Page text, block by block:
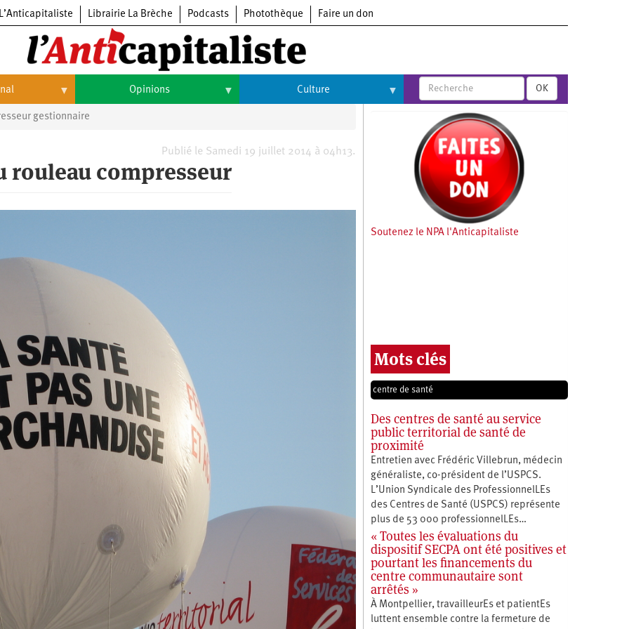
L’Anticapitaliste Librairie La Brèche Podcasts Photothèque Faire un don
Opinions Culture
Arts
Expositions
OK
gestionnaire
Publié le Samedi 19 juillet 2014 à 04h13.
rouleau compresseur
Soutenez le NPA l'Anticapitaliste
Mots clés
centre de santé
Des centres de santé au service
public territorial de santé de
proximité
Entretien avec Frédéric Villebrun, médecin
généraliste, co-président de l’USPCS.
L’Union Syndicale des ProfessionnelLEs
des Centres de Santé (USPCS) représente
plus de 53 000 professionnelLEs…
« Toutes les évaluations du
dispositif SECPA ont été positives et
pourtant les financements du
centre communautaire sont
arrêtés »
À Montpellier, travailleurEs et patientEs
luttent ensemble contre la fermeture de